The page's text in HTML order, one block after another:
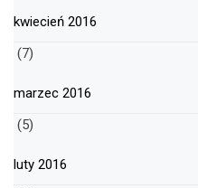
kwiecień 2016
(7)
marzec 2016
(5)
luty 2016